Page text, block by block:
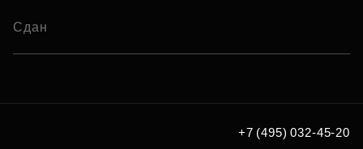
Сдан
+7 (495) 032-45-20